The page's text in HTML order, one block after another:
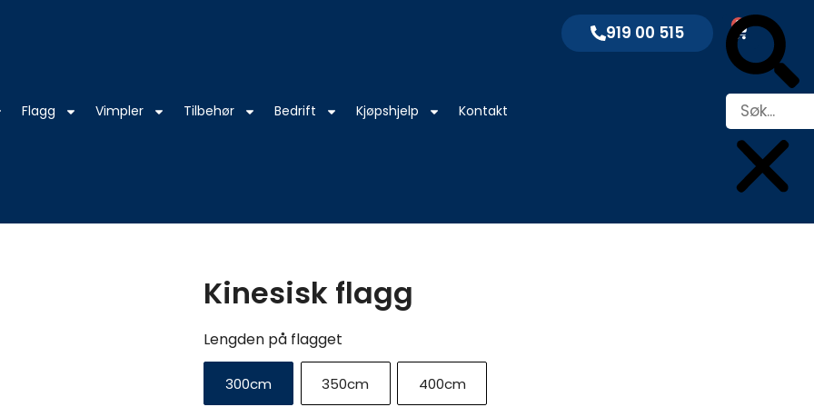
Flagg Vimpler Tilbehør Bedrift Kjøpshjelp Kontakt
919 00 515 0
Søk
Kinesisk flagg
Lengden på flagget
300cm 350cm 400cm
Kinesisk
flagg
antall